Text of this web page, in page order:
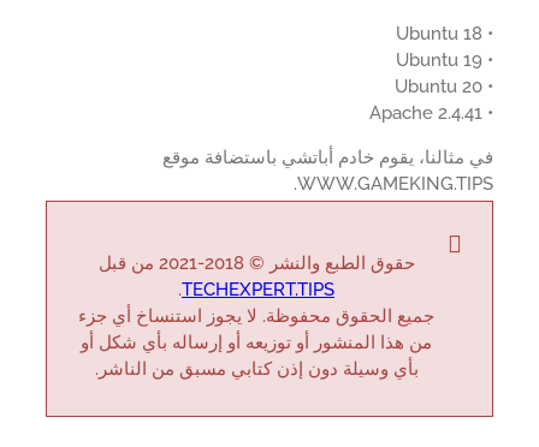
مثالنا، يقوم خادم أباتشي باستضافة موقع
حقوق الطبع والنشر © 2018-2021 من قبل
TECHEXPERT.TIPS
.
جميع الحقوق محفوظة. لا يجوز استنساخ أي جزء
من هذا المنشور أو توزيعه أو إرساله بأي شكل أو
بأي وسيلة دون إذن كتابي مسبق من الناشر.